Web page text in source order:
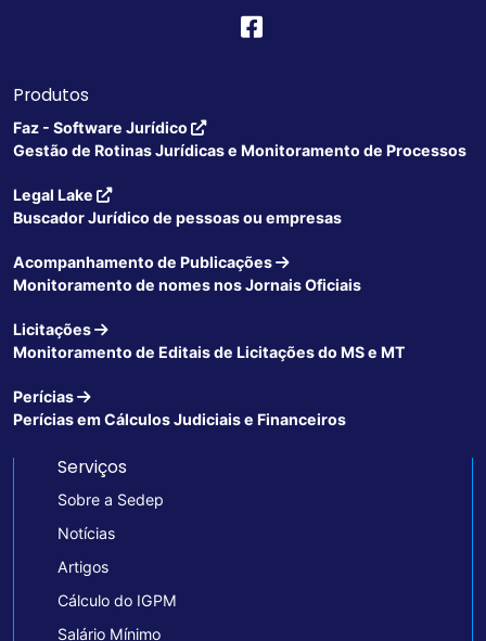
Produtos
Faz - Software Jurídico
Gestão de Rotinas Jurídicas e Monitoramento de Processos
Legal Lake
Buscador Jurídico de pessoas ou empresas
Acompanhamento de Publicações
Monitoramento de nomes nos Jornais Oficiais
Licitações
Monitoramento de Editais de Licitações do MS e MT
Perícias
Perícias em Cálculos Judiciais e Financeiros
Serviços
Sobre a Sedep
Notícias
Artigos
Cálculo do IGPM
Salário Mínimo